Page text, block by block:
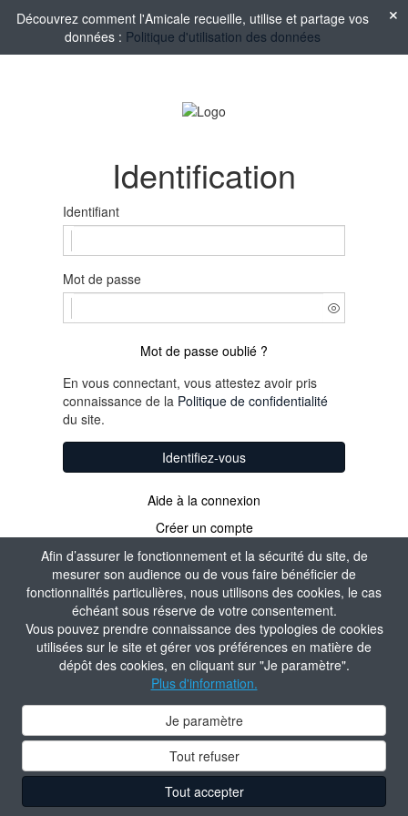
Afin d’assurer le fonctionnement et la sécurité du site, de
mesurer son audience ou de vous faire bénéficier de
fonctionnalités particulières, nous utilisons des cookies, le cas
échéant sous réserve de votre consentement.
Vous pouvez prendre connaissance des typologies de cookies
utilisées sur le site et gérer vos préférences en matière de
dépôt des cookies, en cliquant sur "Je paramètre".
Plus d'information.
Je paramètre
Tout refuser
Tout accepter
Découvrez comment l'Amicale recueille, utilise et partage vos
données : Politique d'utilisation des données
Identification
Identifiant
Mot de passe
Mot de passe oublié ?
En vous connectant, vous attestez avoir pris
connaissance de la Politique de confidentialité
du site.
Identifiez-vous
Aide à la connexion
Créer un compte